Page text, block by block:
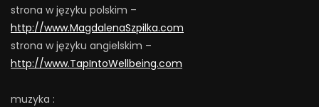
strona w języku polskim –
http://www.MagdalenaSzpilka.com
strona w języku angielskim –
http://www.TapIntoWellbeing.com
muzyka :